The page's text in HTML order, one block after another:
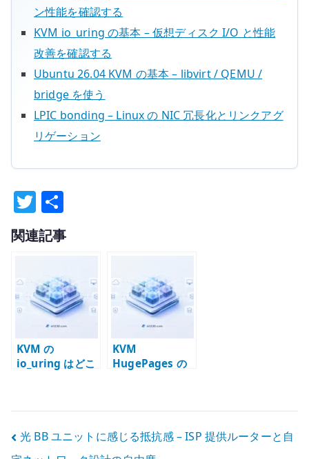
ン性能を確認する
KVM io_uring の基本 – 仮想ディスク I/O と性能
改善を確認する
Ubuntu 26.04 KVM の基本 – libvirt / QEMU /
bridge を使う
LPIC bonding – Linux の NIC 冗長化とリンクアグ
リゲーション
T
w
it
r
有
関連記事
KVM の
io_uring はどこ
ジ I/O と libvirt
KVM
HugePages の
性能を確認する
投光 BB ユニットに感じる抵抗感 – ISP 提供ルーターと自